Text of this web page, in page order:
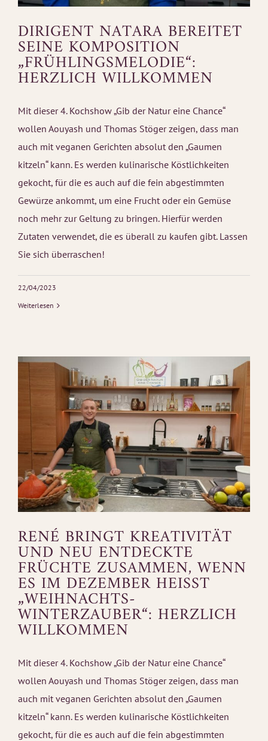
DIRIGENT NATARA BEREITET
SEINE KOMPOSITION
„FRÜHLINGSMELODIE“:
HERZLICH WILLKOMMEN
Mit dieser 4. Kochshow „Gib der Natur eine Chance“
wollen Aouyash und Thomas Stöger zeigen, dass man
auch mit veganen Gerichten absolut den „Gaumen
kitzeln“ kann. Es werden kulinarische Köstlichkeiten
gekocht, für die es auch auf die fein abgestimmten
Gewürze ankommt, um eine Frucht oder ein Gemüse
noch mehr zur Geltung zu bringen. Hierfür werden
Zutaten verwendet, die es überall zu kaufen gibt. Lassen
Sie sich überraschen!
22/04/2023
Weiterlesen
RENÉ BRINGT KREATIVITÄT
UND NEU ENTDECKTE
FRÜCHTE ZUSAMMEN, WENN
ES IM DEZEMBER HEISST „
WEIHNACHTS-W
INTERZAUBER“: HERZLICH W
ILLKOMMEN
Mit dieser 4. Kochshow „Gib der Natur eine Chance“
wollen Aouyash und Thomas Stöger zeigen, dass man
auch mit veganen Gerichten absolut den „Gaumen
kitzeln“ kann. Es werden kulinarische Köstlichkeiten
gekocht, für die es auch auf die fein abgestimmten